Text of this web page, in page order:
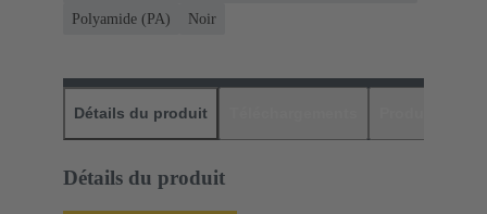
Polyamide (PA)
Noir
Détails du produit
Détails du produit